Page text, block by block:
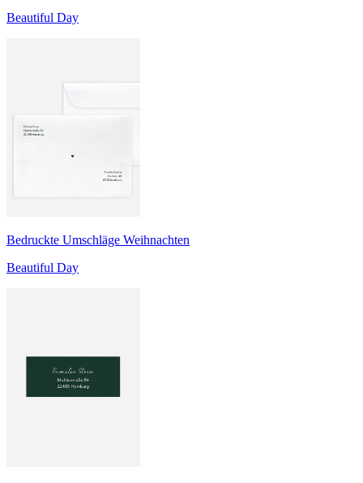
Beautiful Day
Bedruckte Umschläge Weihnachten
Beautiful Day